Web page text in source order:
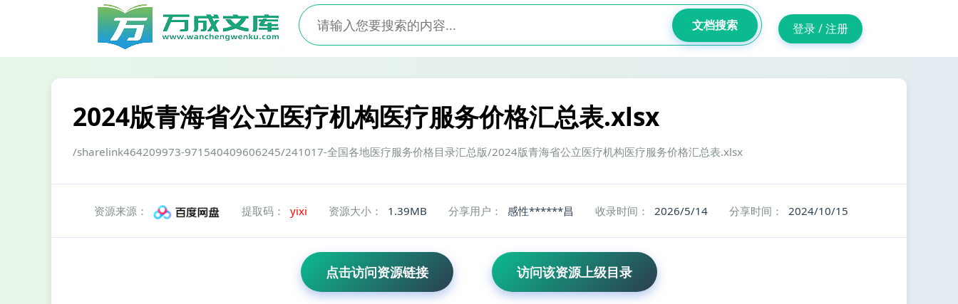
文档搜索 登录 / 注册
2024版青海省公立医疗机构医疗服务价格汇总表.xlsx
/sharelink464209973-971540409606245/241017-全国各地医疗服务价格目录汇总版/2024版青海省公立医疗机构医疗服务价格汇总表.xlsx
资源来源： 提取码： yixi 资源大小： 1.39MB 分享用户： 感性******昌 收录时间： 2026/5/14 分享时间： 2024/10/15
点击访问资源链接 访问该资源上级目录